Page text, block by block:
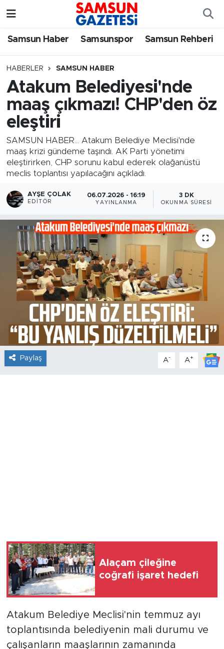
Samsun Haber Samsunspor Samsun Rehberi
HABERLER SAMSUN HABER
Atakum Belediyesi'nde
maaş çıkmazı! CHP'den öz
eleştiri
SAMSUN HABER... Atakum Belediye Meclisi'nde
maaş krizi gündeme taşındı. AK Parti yönetimi
eleştirirken, CHP sorunu kabul ederek olağanüstü
meclis toplantısı yapılacağını açıkladı.
AYŞE ÇOLAK
EDITÖR
06.07.2026 - 16:19
YAYINLANMA
3 DK
OKUNMA SÜRESI
Paylaş A- A+
Alaçam çileğine
coğrafi işaret hedefi
Atakum Belediye Meclisi'nin temmuz ayı
toplantısında belediyenin mali durumu ve
çalışanların maaşlarının zamanında
Samsun Haber
Samsun Rehberi
Resmi İlanlar
Samsun Nöbetçi Eczaneler
SAMSUN Namaz Vakitleri
Samsun Trafik Yoğunluk Haritası
Süper Lig Puan Durumu ve Fikstür
Tüm Manşetler
Son Dakika Haberleri